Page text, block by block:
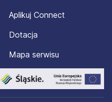
Aplikuj Connect
Dotacja
Mapa serwisu